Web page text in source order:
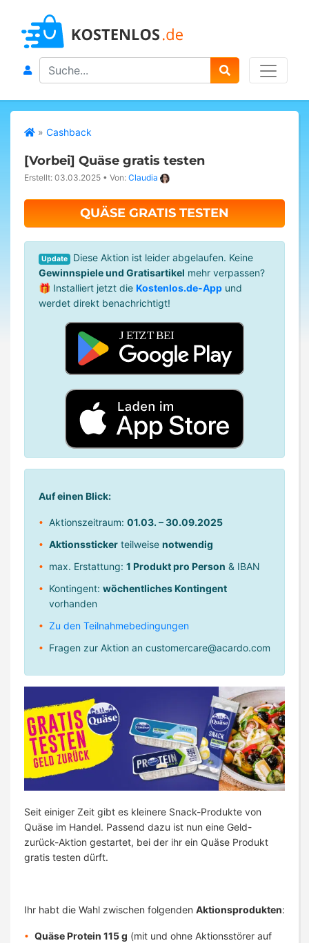
Search
» Cashback
[Vorbei] Quäse gratis testen
Erstellt: 03.03.2025 • Von: Claudia
QUÄSE GRATIS TESTEN
Update
Diese Aktion ist leider abgelaufen. Keine
Gewinnspiele und Gratisartikel mehr verpassen?
🎁 Installiert jetzt die Kostenlos.de-App und
werdet direkt benachrichtigt!
Auf einen Blick:
Aktionszeitraum: 01.03. – 30.09.2025
Aktionssticker teilweise notwendig
max. Erstattung: 1 Produkt pro Person & IBAN
Kontingent: wöchentliches Kontingent
vorhanden
Zu den Teilnahmebedingungen
Fragen zur Aktion an customercare@acardo.com
Seit einiger Zeit gibt es kleinere Snack-Produkte von
Quäse im Handel. Passend dazu ist nun eine Geld-
zurück-Aktion gestartet, bei der ihr ein Quäse Produkt
gratis testen dürft.
Ihr habt die Wahl zwischen folgenden Aktionsprodukten:
Quäse Protein 115 g (mit und ohne Aktionsstörer auf